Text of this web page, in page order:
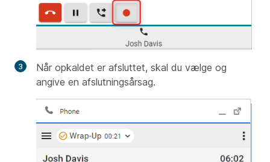
Når opkaldet er afsluttet, skal du vælge og
angive en afslutningsårsag.